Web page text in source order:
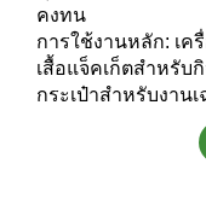
คงทน
การใช้งานหลัก: เค
เสื้อแจ็คเก็ตสำหรับ
กระเป๋าสำหรับงาน